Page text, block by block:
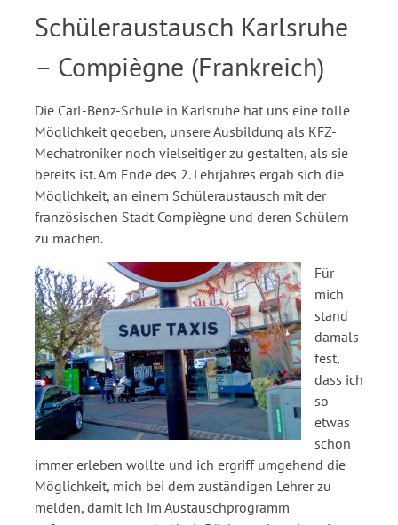
Schüleraustausch Karlsruhe
– Compiègne (Frankreich)
Die Carl-Benz-Schule in Karlsruhe hat uns eine tolle
Möglichkeit gegeben, unsere Ausbildung als KFZ-
Mechatroniker noch vielseitiger zu gestalten, als sie
bereits ist. Am Ende des 2. Lehrjahres ergab sich die
Möglichkeit, an einem Schüleraustausch mit der
französischen Stadt Compiègne und deren Schülern
zu machen.
Für
mich
stand
damals
fest,
dass ich
so
etwas
schon
immer erleben wollte und ich ergriff umgehend die
Möglichkeit, mich bei dem zuständigen Lehrer zu
melden, damit ich im Austauschprogramm